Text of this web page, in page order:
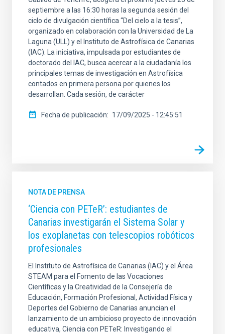
septiembre a las 16:30 horas la segunda sesión del
ciclo de divulgación científica “Del cielo a la tesis”,
organizado en colaboración con la Universidad de La
Laguna (ULL) y el Instituto de Astrofísica de Canarias
(IAC). La iniciativa, impulsada por estudiantes de
doctorado del IAC, busca acercar a la ciudadanía los
principales temas de investigación en Astrofísica
contados en primera persona por quienes los
desarrollan. Cada sesión, de carácter
Fecha de publicación 17/09/2025 - 12:45:51
NOTA DE PRENSA
‘Ciencia con PETeR’: estudiantes de
Canarias investigarán el Sistema Solar y
los exoplanetas con telescopios robóticos
profesionales
El Instituto de Astrofísica de Canarias (IAC) y el Área
STEAM para el Fomento de las Vocaciones
Científicas y la Creatividad de la Consejería de
Educación, Formación Profesional, Actividad Física y
Deportes del Gobierno de Canarias anuncian el
lanzamiento de un ambicioso proyecto de innovación
educativa, Ciencia con PETeR: Investigando el